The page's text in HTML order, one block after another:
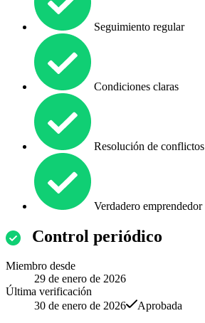
Seguimiento regular
Condiciones claras
Resolución de conflictos
Verdadero emprendedor
Control periódico
Miembro desde
29 de enero de 2026
Última verificación
30 de enero de 2026
Aprobada